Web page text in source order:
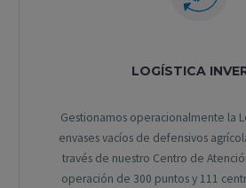
LOGÍSTICA
Gestionamos operacionalmente la
envases vacíos de defensivos
través de nuestro Centro de
operación de 300 puntos y 111